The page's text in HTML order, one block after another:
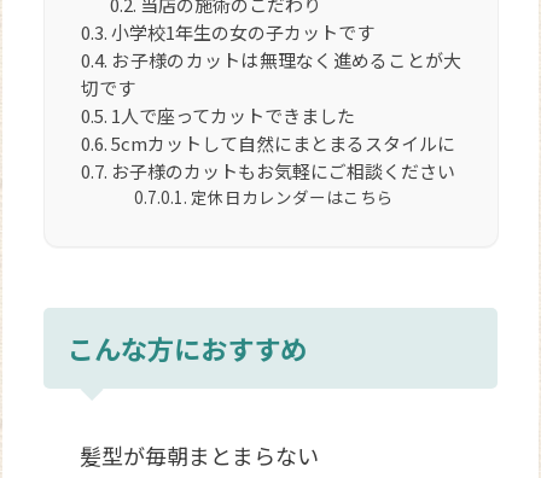
小学校1年生の女の子カットです
お子様のカットは無理なく進めることが大
切です
1人で座ってカットできました
5cmカットして自然にまとまるスタイルに
お子様のカットもお気軽にご相談ください
定休日カレンダーはこちら
こんな方におすすめ
髪型が毎朝まとまらない